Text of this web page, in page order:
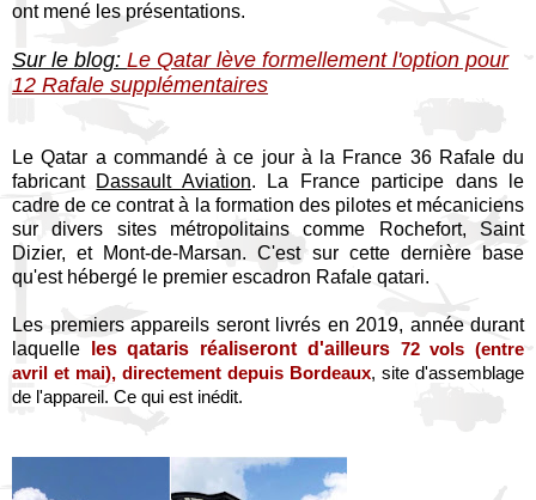
ont mené les présentations.
Sur le blog: Le Qatar lève formellement l'option pour
12 Rafale supplémentaires
Le Qatar a commandé à ce jour à la France 36 Rafale du
fabricant Dassault Aviation. La France participe dans le
cadre de ce contrat à la formation des pilotes et mécaniciens
sur divers sites métropolitains comme Rochefort, Saint
Dizier, et Mont-de-Marsan. C'est sur cette dernière base
qu'est hébergé le premier escadron Rafale qatari.
Les premiers appareils seront livrés en 2019, année durant
laquelle
les qataris réaliseront d'ailleurs 72 vols (entre
avril et mai), directement depuis Bordeaux, site d'assemblage
de l'appareil. Ce qui est inédit.